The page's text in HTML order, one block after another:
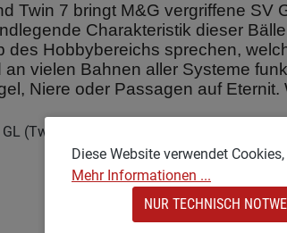
Twin 7 bringt M&G vergriffene
Charakteristik dieser
des Hobbybereichs sprechen,
an vielen Bahnen aller Systeme
Niere oder Passagen auf
(Twin 7 Big) geliefert werden. Der Druck
Diese Website verwendet
Mehr Informationen ...
NUR TECHNISCH